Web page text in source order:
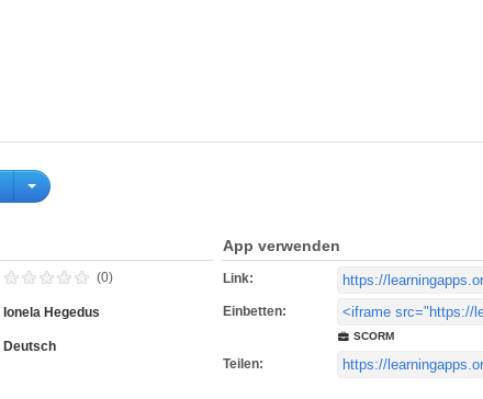
(0)
Ionela Hegedus
Deutsch
App verwenden
Link:
Einbetten:
SCORM
Teilen: